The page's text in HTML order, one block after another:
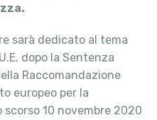
sarà dedicato al tema
dopo la Sentenza
Raccomandazione
europeo per la
10 novembre 2020